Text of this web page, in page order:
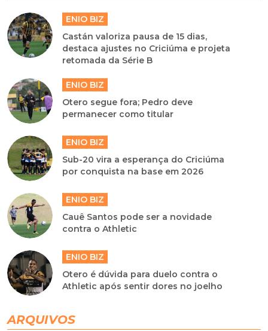
ENIO BIZ
Castán valoriza pausa de 15 dias,
destaca ajustes no Criciúma e projeta
retomada da Série B
ENIO BIZ
Otero segue fora; Pedro deve
permanecer como titular
ENIO BIZ
Sub-20 vira a esperança do Criciúma
por conquista na base em 2026
ENIO BIZ
Cauê Santos pode ser a novidade
contra o Athletic
ENIO BIZ
Otero é dúvida para duelo contra o
Athletic após sentir dores no joelho
ARQUIVOS